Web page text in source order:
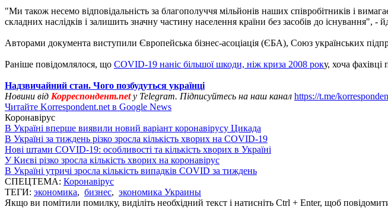
"Ми також несемо відповідальність за благополуччя мільйонів наших співробітників і
складних наслідків і залишить значну частину населення країни без засобів до існування", -
Авторами документа виступили Європейська бізнес-асоціація (ЄБА), Союз українських
Раніше повідомлялося, що COVID-19 наніс більшої шкоди, ніж криза 2008 року, хоча
Надзвичайний стан. Чого позбудуться українці
Новини від Корреспондент.net у Telegram. Підписуйтесь на наш канал https://t.me/
Читайте Korrespondent.net в Google News
Коронавірус
В Україні вперше виявили новий варіант коронавірусу Цикада
В Україні за тиждень різко зросла кількість хворих на COVID-19
Нові штами COVID-19: особливості та кількість хворих в Україні
У Києві різко зросла кількість хворих на коронавірус
В Україні утричі зросла кількість випадків COVID за тиждень
СПЕЦТЕМА: Коронавірус
ТЕГИ: экономика, бизнес, экономика Украины
Якщо ви помітили помилку, виділіть необхідний текст і натисніть Ctrl + Enter, щоб